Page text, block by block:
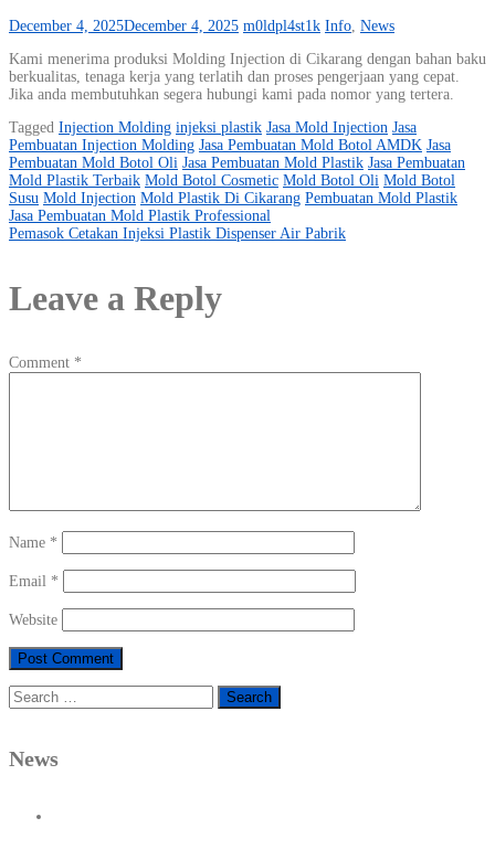
December 4, 2025December 4, 2025 m0ldpl4st1k Info, News
Kami menerima produksi Molding Injection di Cikarang dengan bahan baku
berkualitas, tenaga kerja yang terlatih dan proses pengerjaan yang cepat.
Jika anda membutuhkan segera hubungi kami pada nomor yang tertera.
Tagged Injection Molding injeksi plastik Jasa Mold Injection Jasa
Pembuatan Injection Molding Jasa Pembuatan Mold Botol AMDK Jasa
Pembuatan Mold Botol Oli Jasa Pembuatan Mold Plastik Jasa Pembuatan
Mold Plastik Terbaik Mold Botol Cosmetic Mold Botol Oli Mold Botol
Susu Mold Injection Mold Plastik Di Cikarang Pembuatan Mold Plastik
Post
navigation
Jasa Pembuatan Mold Plastik Professional
Pemasok Cetakan Injeksi Plastik Dispenser Air Pabrik
Leave a Reply
Comment *
Name *
Email *
Website
Search
for:
News